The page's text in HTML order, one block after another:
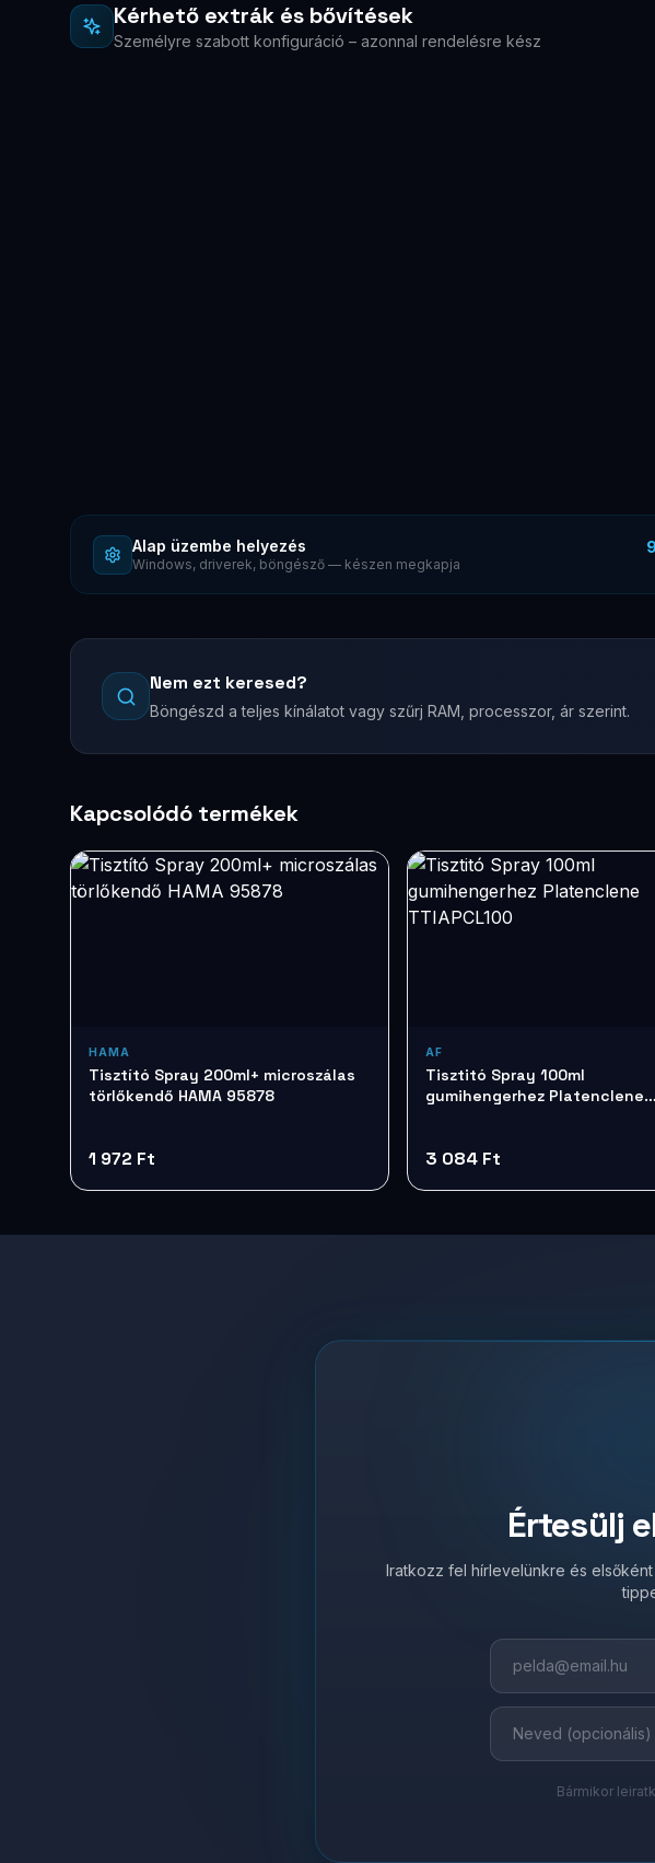
Kérhető extrák és bővítések
Személyre szabott konfiguráció – azonnal rendelésre kész
Alap üzembe helyezés
Windows, driverek, böngésző — készen megkapja
Nem ezt keresed?
Böngészd a teljes kínálatot vagy szűrj RAM, processzor, ár szerint.
Kapcsolódó termékek
HAMA
Tisztító Spray 200ml+ microszálas
törlőkendő HAMA 95878
1 972 Ft
AF
Tisztitó Spray 100ml
gumihengerhez Platenclene
3 084 Ft
Értesülj
Iratkozz fel hírlevelünkre és
Bármikor